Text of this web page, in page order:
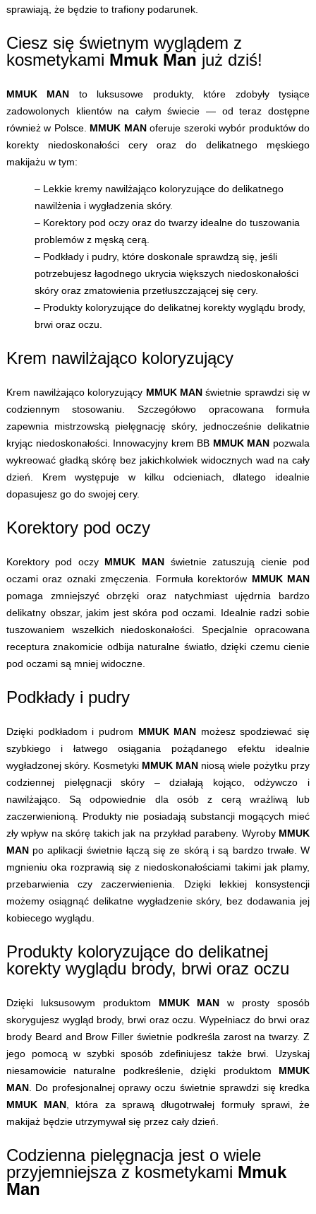
sprawiają, że będzie to trafiony podarunek.
Ciesz się świetnym wyglądem z
kosmetykami Mmuk Man już dziś!
MMUK MAN to luksusowe produkty, które zdobyły tysiące
zadowolonych klientów na całym świecie — od teraz dostępne
również w Polsce. MMUK MANoferuje szeroki wybór produktów do
korekty niedoskonałości cery oraz do delikatnego męskiego
makijażu w tym:
– Lekkie kremy nawilżająco koloryzujące do delikatnego
nawilżenia i wygładzenia skóry.
– Korektory pod oczy oraz do twarzy idealne do tuszowania
problemów z męską cerą.
– Podkłady i pudry, które doskonale sprawdzą się, jeśli
potrzebujesz łagodnego ukrycia większych niedoskonałości
skóry oraz zmatowienia przetłuszczającej się cery.
– Produkty koloryzujące do delikatnej korekty wyglądu brody,
brwi oraz oczu.
Krem nawilżająco koloryzujący
Krem nawilżająco koloryzujący MMUK MAN świetnie sprawdzi się w
codziennym stosowaniu. Szczegółowo opracowana formuła
zapewnia mistrzowską pielęgnację skóry, jednocześnie delikatnie
kryjąc niedoskonałości. Innowacyjny krem BB MMUK MAN pozwala
wykreować gładką skórę bez jakichkolwiek widocznych wad na cały
dzień. Krem występuje w kilku odcieniach, dlatego idealnie
dopasujesz go do swojej cery.
Korektory pod oczy
Korektory pod oczy MMUK MAN świetnie zatuszują cienie pod
oczami oraz oznaki zmęczenia. Formuła korektorów MMUK MAN
pomaga zmniejszyć obrzęki oraz natychmiast ujędrnia bardzo
delikatny obszar, jakim jest skóra pod oczami. Idealnie radzi sobie
tuszowaniem wszelkich niedoskonałości. Specjalnie opracowana
receptura znakomicie odbija naturalne światło, dzięki czemu cienie
pod oczami są mniej widoczne.
Podkłady i pudry
Dzięki podkładom i pudrom MMUK MAN możesz spodziewać się
szybkiego i łatwego osiągania pożądanego efektu idealnie
wygładzonej skóry. Kosmetyki MMUK MAN niosą wiele pożytku przy
codziennej pielęgnacji skóry – działają kojąco, odżywczo i
nawilżająco. Są odpowiednie dla osób z cerą wrażliwą lub
zaczerwienioną. Produkty nie posiadają substancji mogących mieć
zły wpływ na skórę takich jak na przykład parabeny. Wyroby MMUK
MANpo aplikacji świetnie łączą się ze skórą i są bardzo trwałe. W
mgnieniu oka rozprawią się z niedoskonałościami takimi jak plamy,
przebarwienia czy zaczerwienienia. Dzięki lekkiej konsystencji
możemy osiągnąć delikatne wygładzenie skóry, bez dodawania jej
kobiecego wyglądu.
Produkty koloryzujące do delikatnej
korekty wyglądu brody, brwi oraz oczu
Dzięki luksusowym produktom MMUK MAN w prosty sposób
skorygujesz wygląd brody, brwi oraz oczu. Wypełniacz do brwi oraz
brody Beard and Brow Filler świetnie podkreśla zarost na twarzy. Z
jego pomocą w szybki sposób zdefiniujesz także brwi. Uzyskaj
niesamowicie naturalne podkreślenie, dzięki produktom MMUK
MAN. Do profesjonalnej oprawy oczu świetnie sprawdzi się kredka
MMUK MAN , która za sprawą długotrwałej formuły sprawi, że
makijaż będzie utrzymywał się przez cały dzień.
Codzienna pielęgnacja jest o wiele
przyjemniejsza z kosmetykami Mmuk
Man